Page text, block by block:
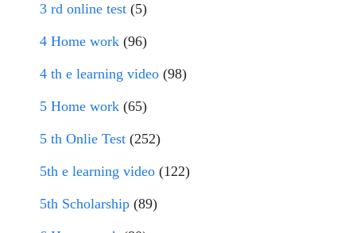
3 rd online test (5)
4 Home work (96)
4 th e learning video (98)
5 Home work (65)
5 th Onlie Test (252)
5th e learning video (122)
5th Scholarship (89)